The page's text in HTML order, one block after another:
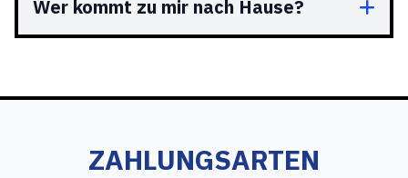
Wer kommt zu mir nach Hause?
ZAHLUNGSARTEN